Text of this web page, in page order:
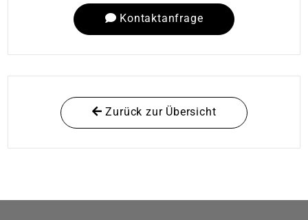
Kontaktanfrage
Zurück zur Übersicht